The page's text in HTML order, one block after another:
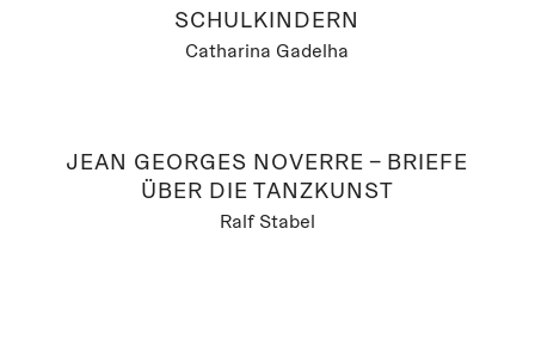
SCHULKINDERN
Catharina Gadelha
JEAN GEORGES NOVERRE – BRIEFE
ÜBER DIE TANZKUNST
Ralf Stabel